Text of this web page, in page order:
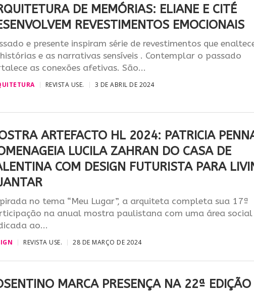
DE MEMÓRIAS: ELIANE E CITÉ
REVESTIMENTOS EMOCIONAIS
e presente inspiram série de revestimentos que
e as narrativas sensíveis . Contemplar o passado
as conexões afetivas. São...
REVISTA USE. 3 DE ABRIL DE 2024
ARTEFACTO HL 2024: PATRICIA
LUCILA ZAHRAN DO CASA DE
COM DESIGN FUTURISTA PARA
no tema “Meu Lugar”, a arquiteta completa sua 17ª
na anual mostra paulistana com uma área social
ao...
REVISTA USE. 28 DE MARÇO DE 2024
MARCA PRESENÇA NA 22ª EDIÇÃO